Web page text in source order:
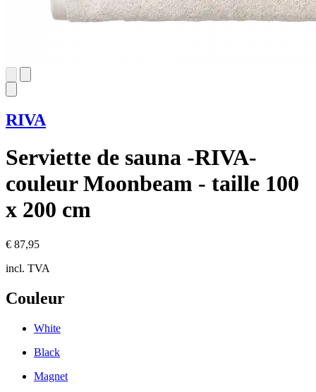
RIVA
Serviette de sauna -RIVA-
couleur Moonbeam - taille 100
x 200 cm
€ 87,95
incl. TVA
Couleur
White
Black
Magnet